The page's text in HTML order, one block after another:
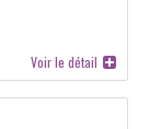
Voir le détail